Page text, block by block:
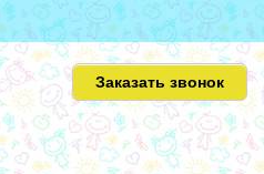
Заказать звонок